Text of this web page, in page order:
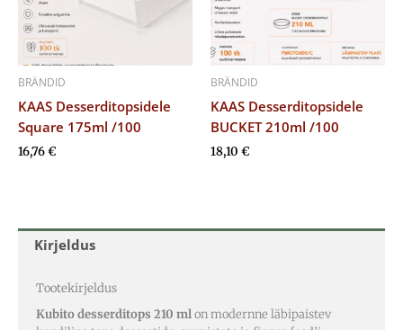
Kirjeldus
Tootekirjeldus
Kubito desserditops 210 mlon modernne läbipaistev
BRÄNDID
KAAS Desserditopsidele
Square 175ml /100
16,76€
BRÄNDID
KAAS Desserditopsidele
BUCKET 210ml /100
18,10 €